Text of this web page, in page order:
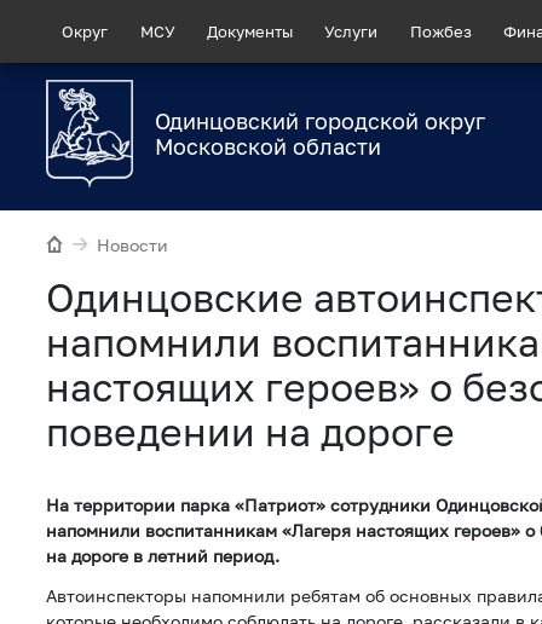
Округ МСУ Документы Услуги Пожбез
Одинцовский городской округ
Московской области
Новости
Одинцовские
напомнили
настоящих героев» о
поведении на дороге
На территории парка «Патриот» сотрудники
напомнили воспитанникам «Лагеря настоящих героев» о
на дороге в летний период.
Автоинспекторы напомнили ребятам об основных